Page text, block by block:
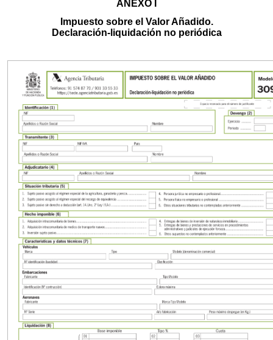
ANEXO I
Impuesto sobre el Valor Añadido.
Declaración-liquidación no periódica